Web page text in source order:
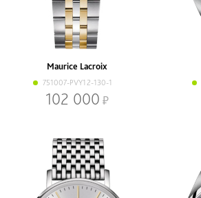
Maurice Lacroix
751007-PVY12-130-1
102 000